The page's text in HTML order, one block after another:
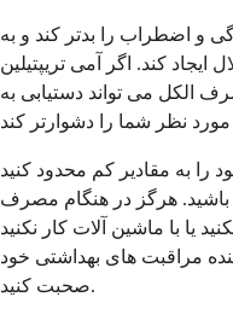
و اضطراب را بدتر کند و به
کند. اگر آمی تریپتیلین
الکل می تواند دستیابی به
را به مقادیر کم محدود کنید
باشید. هرگز در هنگام مصرف
یا با ماشین آلات کار نکنید
مراقبت های بهداشتی خود
صحبت کنید.